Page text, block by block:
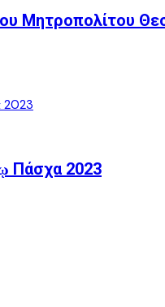
Μητροπολίτου
Πάσχα 2023